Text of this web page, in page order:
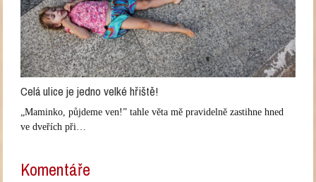
Celá ulice je jedno velké hřiště!
„Maminko, půjdeme ven!” tahle věta mě pravidelně zastihne hned
ve dveřích při…
Komentáře